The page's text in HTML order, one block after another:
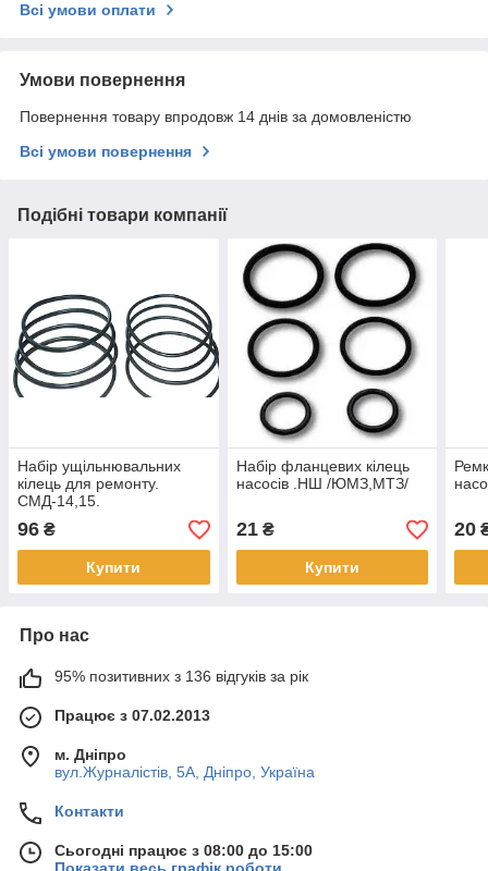
Всі умови оплати
Умови повернення
Повернення товару впродовж 14 днів за домовленістю
Всі умови повернення
Подібні товари компанії
Набір ущільнювальних
кілець для ремонту.
СМД-14,15.
96 ₴
Купити
Набір фланцевих кілець
насосів .НШ /ЮМЗ,МТЗ/
21₴
Купити
20
Про нас
95% позитивних з 136 відгуків за рік
Працює з 07.02.2013
м. Дніпро
вул.Журналістів, 5А, Дніпро, Україна
Контакти
Сьогодні працює з 08:00 до 15:00